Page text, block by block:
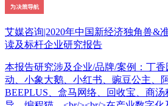
艾媒咨询|2020年中国新经济独角兽&
读及标杆企业研究报告
本报告研究涉及企业/品牌/案例：丁
动、小象大鹅、小红书、豌豆公主、
BEEPLUS、盒马网络、回收宝、商